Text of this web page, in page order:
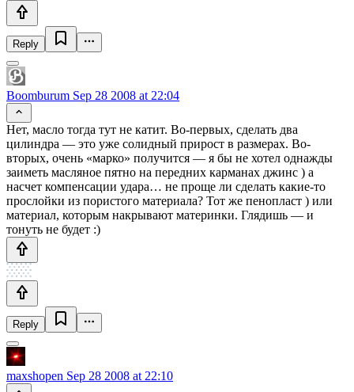
Reply
Boomburum Sep 28 2008 at 22:04
Нет, масло тогда тут не катит. Во-первых, сделать два
цилиндра — это уже солидный прирост в размерах. Во-
вторых, очень «марко» получится — я бы не хотел однажды
заиметь масляное пятно на передних карманах джинс ) а
насчет компенсации удара… не проще ли сделать какие-то
прослойки из пористого материала? Тот же пенопласт ) или
материал, которым накрывают материнки. Глядишь — и
тонуть не будет :)
Reply
maxshopen Sep 28 2008 at 22:10